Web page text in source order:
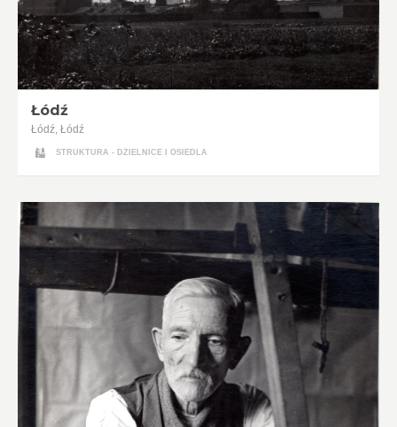
Łódź
Łódź, Łódź
STRUKTURA - DZIELNICE I OSIEDLA